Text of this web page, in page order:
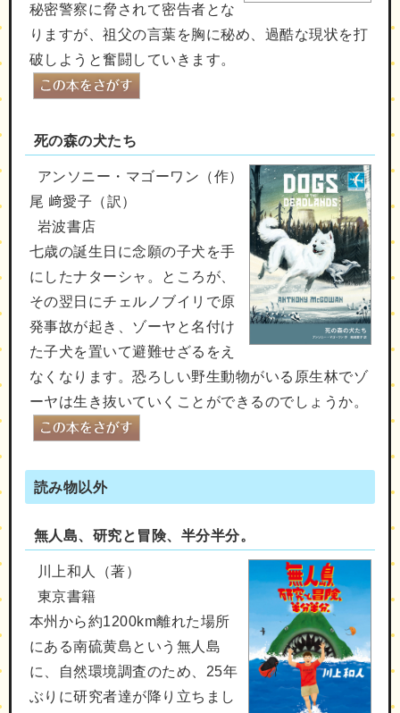
秘密警察に脅されて密告者とな
りますが、祖父の言葉を胸に秘め、過酷な現状を打
破しようと奮闘していきます。
死の森の犬たち
アンソニー・マゴーワン（作）
尾 﨑愛子（訳）
岩波書店
七歳の誕生日に念願の子犬を手
にしたナターシャ。ところが、
その翌日にチェルノブイリで原
発事故が起き、ゾーヤと名付け
た子犬を置いて避難せざるをえ
なくなります。恐ろしい野生動物がいる原生林でゾ
ーヤは生き抜いていくことができるのでしょうか。
読み物以外
無人島、研究と冒険、半分半分。
川上和人（著）
東京書籍
本州から約1200km離れた場所
にある南硫黄島という無人島
に、自然環境調査のため、25年
ぶりに研究者達が降り立ちまし